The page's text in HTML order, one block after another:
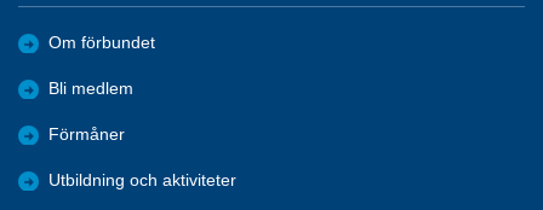
Om förbundet
Bli medlem
Förmåner
Utbildning och aktiviteter